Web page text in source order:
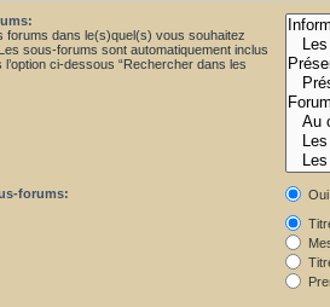
forums dans le(s)quel(s) vous souhaitez
sous-forums sont automatiquement inclus
ci-dessous “Rechercher dans les
forums:
Oui